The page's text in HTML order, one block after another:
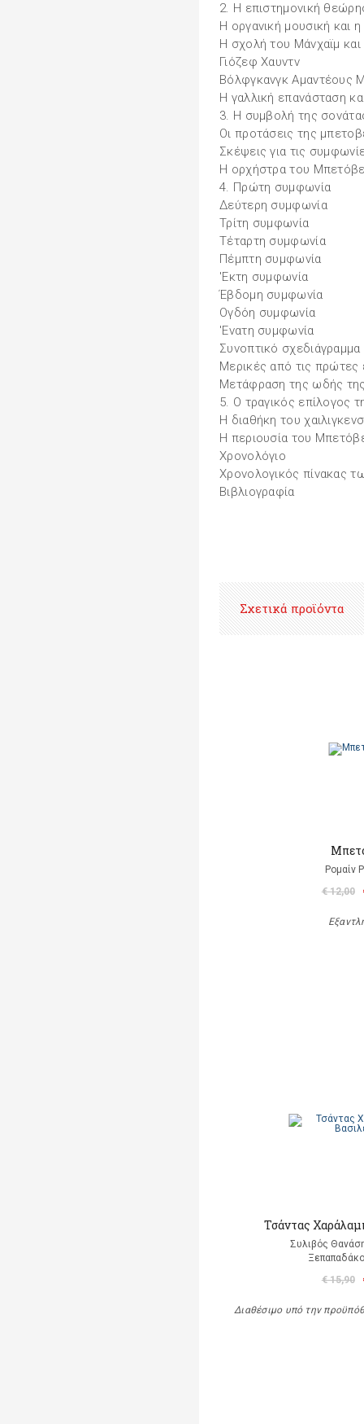
2. Η επιστημονική
Η οργανική μουσική και
Η σχολή του Μάνχαϊμ
Γιόζεφ Χαυντν
Βόλφγκανγκ Αμαντέους
Η γαλλική επανάσταση
3. Η συμβολή της
Οι προτάσεις της
Σκέψεις για τις
Η ορχήστρα του
4. Πρώτη συμφωνία
Δεύτερη συμφωνία
Τρίτη συμφωνία
Τέταρτη συμφωνία
Πέμπτη συμφωνία
'Εκτη συμφωνία
Έβδομη συμφωνία
Ογδόη συμφωνία
'Ενατη συμφωνία
Συνοπτικό
Μερικές από τις πρώτες
Μετάφραση της ωδής
5. Ο τραγικός επίλογος
Η διαθήκη του
Η περιουσία του
Χρονολόγιο
Χρονολογικός πίνακας
Βιβλιογραφία
Σχετικά προϊόντα
Ρομαίν
€ 12,00
Τσάντας
Συλιβός
€ 15,90
Διαθέσιμο υπό την